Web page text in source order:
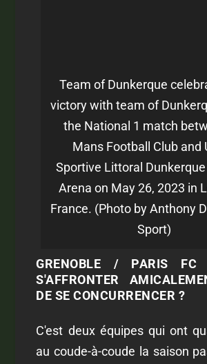
Team of Dunkerque
victory with team of
the National 1 match
Mans Football Club and
Sportive Littoral
Arena on May 26, 2023 in
France. (Photo by Anthony
Sport)
GRENOBLE / PARIS
S'AFFRONTER
DE SE CONCURRENCER ?
C'est deux équipes qui ont
au coude-à-coude la saison